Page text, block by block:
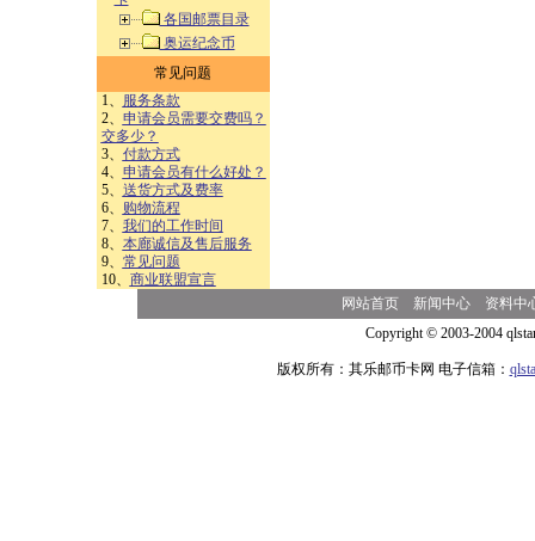
各国邮票目录
奥运纪念币
常见问题
1、
服务条款
2、 申请会员需要交费吗？
交多少？
3、 付款方式
4、 申请会员有什么好处？
5、 送货方式及费率
6、
购物流程
7、 我们的工作时间
8、 本廊诚信及售后服务
9、 常见问题
10、 商业联盟宣言
网站首页 新闻中心
资料中
Copyright © 2003-2004
版权所有：其乐邮币卡网 电子信箱：